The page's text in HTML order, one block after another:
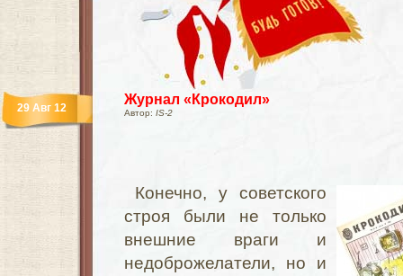
Журнал «Крокодил»
Автор: IS-2
29 Авг 12
Конечно, у советского
строя были не только
внешние враги и
недоброжелатели, но и